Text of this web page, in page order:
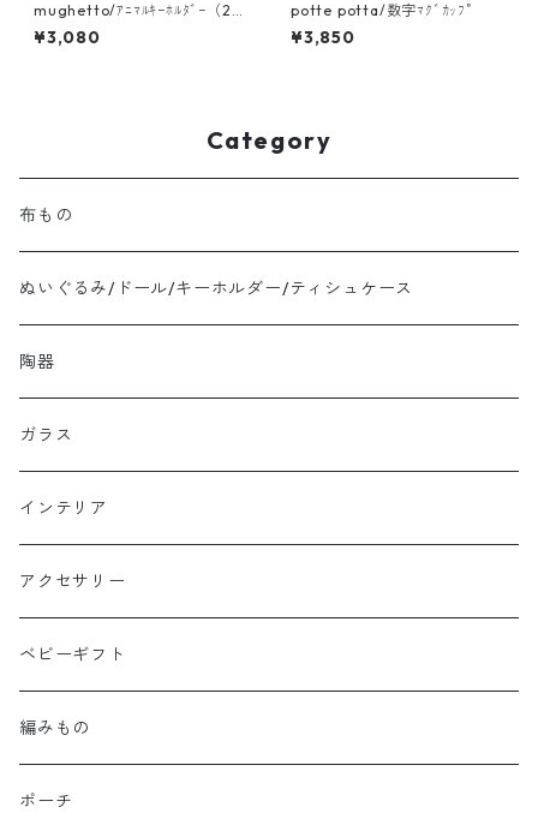
mughetto/ｱﾆﾏﾙｷｰﾎﾙﾀﾞｰ（2つ
付き）
¥3,080
potte potta/数字ﾏｸﾞｶｯﾌﾟ
¥3,850
Category
布もの
ぬいぐるみ/ドール/キーホルダー/ティシュケース
陶器
ガラス
インテリア
アクセサリー
ベビーギフト
編みもの
ポーチ